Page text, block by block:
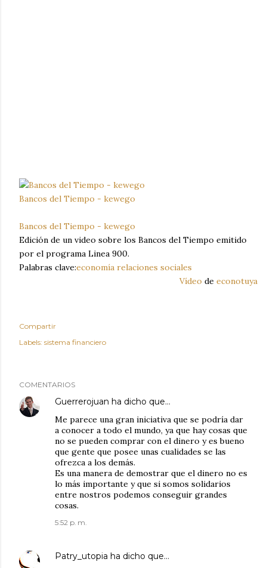
Bancos del Tiempo - kewego
Bancos del Tiempo - kewego
Edición de un video sobre los Bancos del Tiempo emitido
por el programa Linea 900.
Palabras clave:economía relaciones sociales
Vídeo de econotuya
Compartir
Labels: sistema financiero
COMENTARIOS
Guerrerojuan ha dicho que…
Me parece una gran iniciativa que se podría dar
a conocer a todo el mundo, ya que hay cosas que
no se pueden comprar con el dinero y es bueno
que gente que posee unas cualidades se las
ofrezca a los demás.
Es una manera de demostrar que el dinero no es
lo más importante y que si somos solidarios
entre nostros podemos conseguir grandes
cosas.
5:52 p. m.
Patry_utopia ha dicho que…